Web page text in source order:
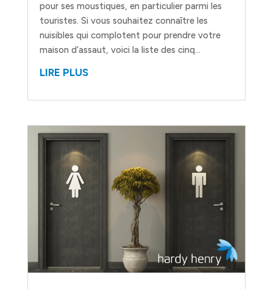
pour ses moustiques, en particulier parmi les
touristes. Si vous souhaitez connaître les
nuisibles qui complotent pour prendre votre
maison d’assaut, voici la liste des cinq...
LIRE PLUS